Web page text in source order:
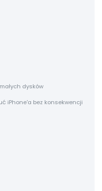
dysków
iPhone'a bez konsekwencji